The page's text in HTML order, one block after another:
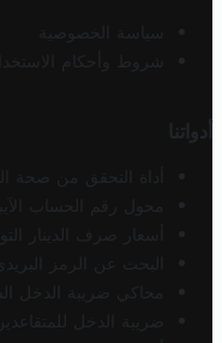
سياسة الخصوصية
شروط وأحكام
أدواتنا
أداة التحقق من صحة
محول رقم الحساب
أسعار صرف الدينار
البحث عن الرمز
محاكي ضريبة الدخل
ضريبة الدخل